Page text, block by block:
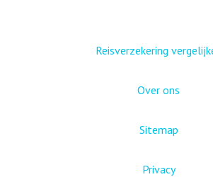
Reisverzekering
Over ons
Sitemap
Privacy